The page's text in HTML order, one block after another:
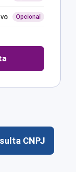
Opcional
CNPJ